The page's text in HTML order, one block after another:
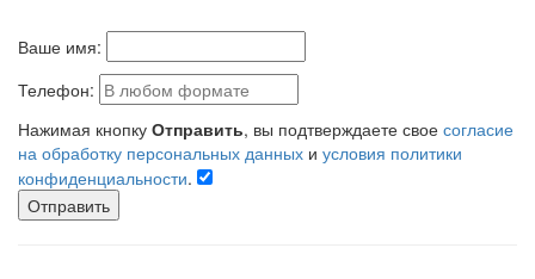
Ваше имя:
Телефон:
Нажимая кнопку Отправить, вы подтверждаете свое согласие
на обработку персональных данных и условия политики
конфиденциальности.
Отправить